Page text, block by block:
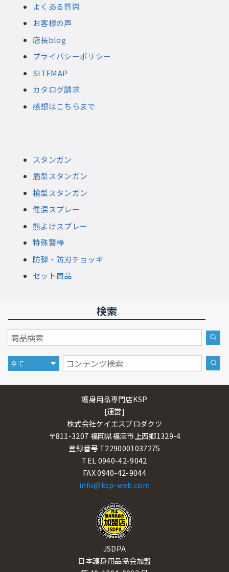
よくある質問
お客様の声
店長blog
プライバシーポリシー
SITEMAP
カタログ請求
感想はこちらまで
スタンガン
盾型スタンガン
槍型スタンガン
催涙スプレー
熊よけスプレー
特殊警棒
防弾・防刃チョッキ
セット商品
検索
護身用品専門店KSP
[運営]
株式会社ケイエスプロダクツ
〒811-3207 福岡県福津市上西郷1329-4
登録番号 T2290001037275
TEL 0940-42-9042
FAX 0940-42-9044
info@ksp-web.com
JSDPA
日本護身用品協会加盟